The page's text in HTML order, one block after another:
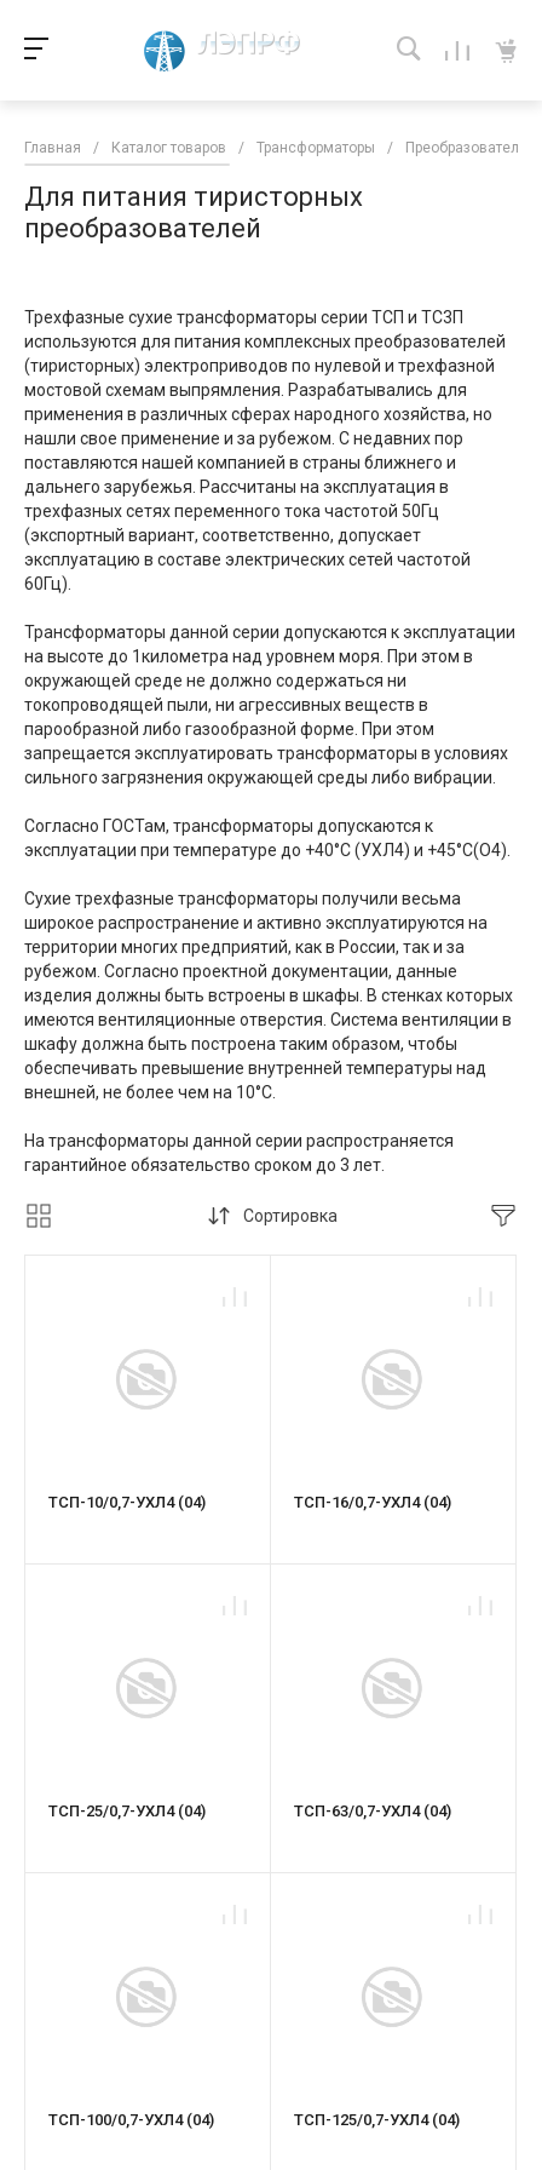
Главная / Каталог товаров / Трансформаторы /
Для питания тиристорных
преобразователей
Трехфазные сухие трансформаторы серии ТСП и ТС3П
используются для питания комплексных преобразователей
(тиристорных) электроприводов по нулевой и трехфазной
мостовой схемам выпрямления. Разрабатывались для
применения в различных сферах народного хозяйства, но
нашли свое применение и за рубежом. С недавних пор
поставляются нашей компанией в страны ближнего и
дальнего зарубежья. Рассчитаны на эксплуатация в
трехфазных сетях переменного тока частотой 50Гц
(экспортный вариант, соответственно, допускает
эксплуатацию в составе электрических сетей частотой
60Гц).
Трансформаторы данной серии допускаются к эксплуатации
на высоте до 1километра над уровнем моря. При этом в
окружающей среде не должно содержаться ни
токопроводящей пыли, ни агрессивных веществ в
парообразной либо газообразной форме. При этом
запрещается эксплуатировать трансформаторы в условиях
сильного загрязнения окружающей среды либо вибрации.
Согласно ГОСТам, трансформаторы допускаются к
эксплуатации при температуре до +40°С (УХЛ4) и +45°С(О4).
Сухие трехфазные трансформаторы получили весьма
широкое распространение и активно эксплуатируются на
территории многих предприятий, как в России, так и за
рубежом. Согласно проектной документации, данные
изделия должны быть встроены в шкафы. В стенках которых
имеются вентиляционные отверстия. Система вентиляции в
шкафу должна быть построена таким образом, чтобы
обеспечивать превышение внутренней температуры над
внешней, не более чем на 10°С.
На трансформаторы данной серии распространяется
гарантийное обязательство сроком до 3 лет.
Сортировка
ТСП-10/0,7-УХЛ4 (04) ТСП-16/0,7-УХЛ4 (04)
ТСП-25/0,7-УХЛ4 (04) ТСП-63/0,7-УХЛ4 (04)
ТСП-100/0,7-УХЛ4 (04) ТСП-125/0,7-УХЛ4 (04)